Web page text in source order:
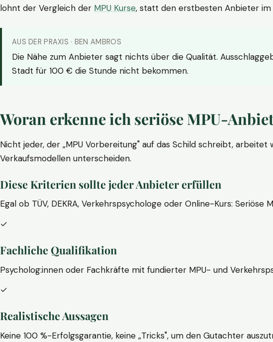
lohnt der Vergleich der MPU Kurse, statt den erstbesten Anbieter im
AUS DER PRAXIS · BEN AMBROS
Die Nähe zum Anbieter sagt nichts über die Qualität.
Stadt für 100 € die Stunde nicht bekommen.
Woran erkenne ich seriöse MPU-
Nicht jeder, der „MPU Vorbereitung" auf das Schild schreibt,
Verkaufsmodellen unterscheiden.
Diese Kriterien sollte jeder Anbieter erfüllen
Egal ob TÜV, DEKRA, Verkehrspsychologe oder Online-Kurs:
✓
Fachliche Qualifikation
Psycholog:innen oder Fachkräfte mit fundierter MPU- und
✓
Realistische Aussagen
Keine 100 %-Erfolgsgarantie, keine „Tricks", um den Gutachter